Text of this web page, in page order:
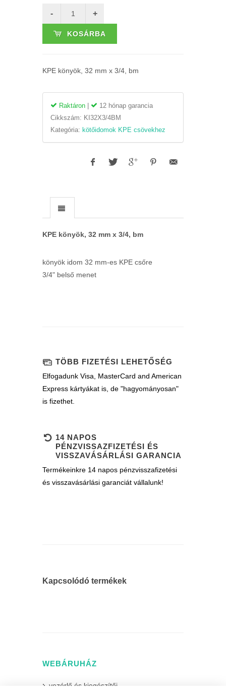
KOSÁRBA
KPE könyök, 32 mm x 3/4, bm
Raktáron
12 hónap garancia
Cikkszám: KI32X3/4BM
Kategória: kötőidomok KPE csövekhez
KPE könyök, 32 mm x 3/4, bm
könyök idom 32 mm-es KPE csőre
3/4" belső menet
TÖBB FIZETÉSI LEHETŐSÉG
Elfogadunk Visa, MasterCard and American
Express kártyákat is, de "hagyományosan"
is fizethet.
14 NAPOS
PÉNZVISSAZFIZETÉSI ÉS
VISSZAVÁSÁRLÁSI GARANCIA
Termékeinkre 14 napos pénzvisszafizetési
és visszavásárlási garanciát vállalunk!
Kapcsolódó termékek
WEBÁRUHÁZ
vezérlő és kiegészítői